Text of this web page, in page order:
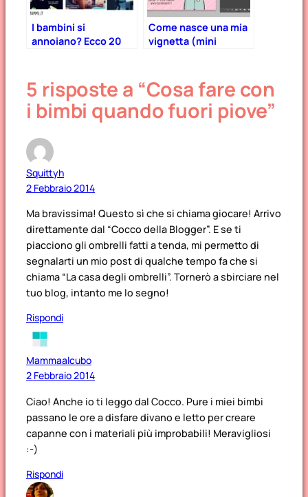
I bambini si
annoiano? Ecco 20
Come nasce una mia
vignetta (mini
5 risposte a “Cosa fare con
i bimbi quando fuori piove”
Squittyh
2 Febbraio 2014
Ma bravissima! Questo sì che si chiama giocare! Arrivo
direttamente dal “Cocco della Blogger”. E se ti
piacciono gli ombrelli fatti a tenda, mi permetto di
segnalarti un mio post di qualche tempo fa che si
chiama “La casa degli ombrelli”. Tornerò a sbirciare nel
tuo blog, intanto me lo segno!
Rispondi
Mammaalcubo
2 Febbraio 2014
Ciao! Anche io ti leggo dal Cocco. Pure i miei bimbi
passano le ore a disfare divano e letto per creare
capanne con i materiali più improbabili! Meravigliosi
:-)
Rispondi